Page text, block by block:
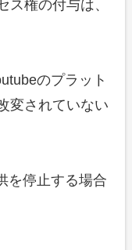
ス権の付与は、
のプラット
変されていない
を停止する場合